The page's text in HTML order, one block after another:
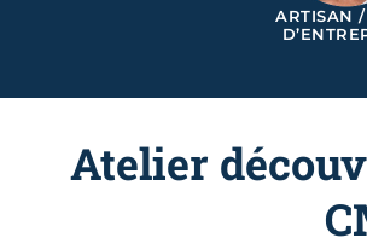
ARTISAN
Atelier